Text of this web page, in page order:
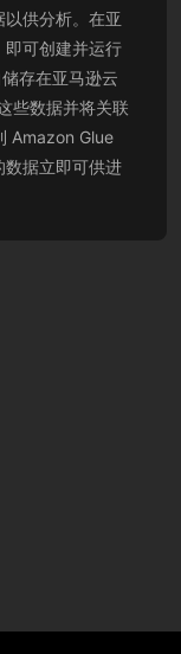
供分析。在亚
即可创建并运行
存在亚马逊云
些数据并将关联
Amazon Glue
数据立即可供进